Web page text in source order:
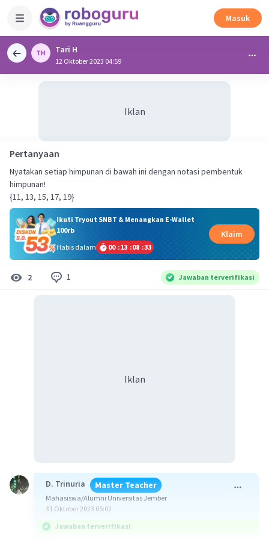
Masuk
Tari H
12 Oktober 2023 04:59
Iklan
Pertanyaan
Nyatakan setiap himpunan di bawah ini dengan notasi pembentuk
himpunan!
{11, 13, 15, 17, 19}
Ikuti Tryout SNBT & Menangkan E-Wallet
100rb
Habis dalam
00 :13 :08 :33
Klaim
2 1 Jawaban terverifikasi
Iklan
D. Trinuria Master Teacher
Mahasiswa/Alumni Universitas Jember
31 Oktober 2023 05:02
Jawaban terverifikasi